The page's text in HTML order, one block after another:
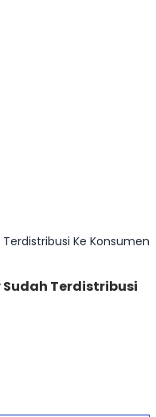
Ke Konsumen
Sudah Terdistribusi